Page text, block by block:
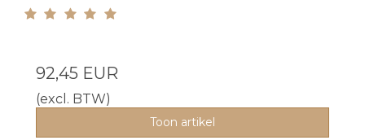
92,45 EUR
(excl. BTW)
Toon artikel